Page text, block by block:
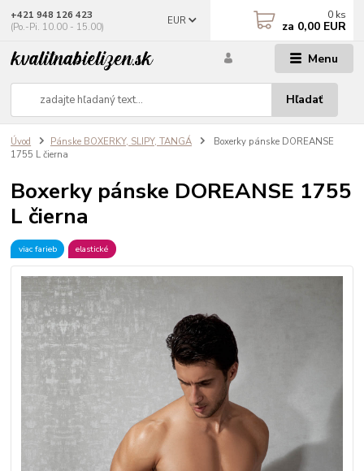
Menu
EUR
Hľadať
+421 948 126 423
(Po.-Pi. 10.00 - 15.00)
0 ks
za 0,00 EUR
Úvod Pánske BOXERKY, SLIPY, TANGÁ
Boxerky pánske DOREANSE
1755 L čierna
Boxerky pánske DOREANSE 1755
L čierna
viac farieb elastické